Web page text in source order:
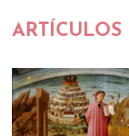
ARTÍCULOS